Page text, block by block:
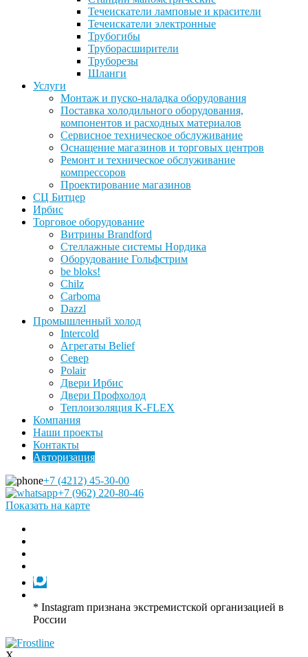
Течеискатели ламповые и красители
Течеискатели электронные
Трубогибы
Труборасширители
Труборезы
Шланги
Услуги
Монтаж и пуско-наладка оборудования
Поставка холодильного оборудования,
компонентов и расходных материалов
Сервисное техническое обслуживание
Оснащение магазинов и торговых центров
Ремонт и техническое обслуживание
компрессоров
Проектирование магазинов
СЦ Битцер
Ирбис
Торговое оборудование
Витрины Brandford
Стеллажные системы Нордика
Оборудование Гольфстрим
be bloks!
Chilz
Carboma
Dazzl
Промышленный холод
Intercold
Агрегаты Belief
Север
Polair
Двери Ирбис
Двери Профхолод
Теплоизоляция K-FLEX
Компания
Наши проекты
Контакты
Авторизация
+7 (4212) 45-30-00
+7 (962) 220-80-46
Показать на карте
* Instagram признана экстремистской организацией в
России